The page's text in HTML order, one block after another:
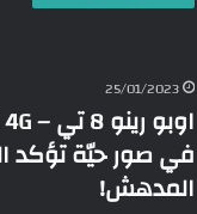
25/01/2023
في صور حيّة تؤكد
المدهش!